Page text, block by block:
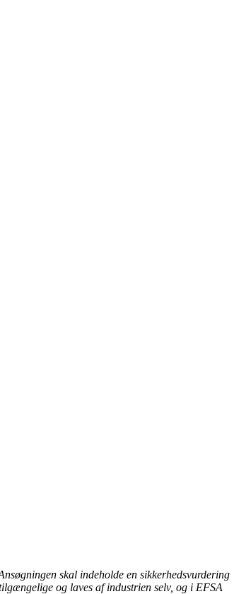
skal indeholde en sikkerhedsvurdering
og laves af industrien selv, og i EFSA